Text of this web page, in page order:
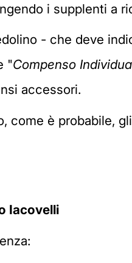
i supplenti a
- che deve
"Compenso
accessori.
come è probabile,
Iacovelli